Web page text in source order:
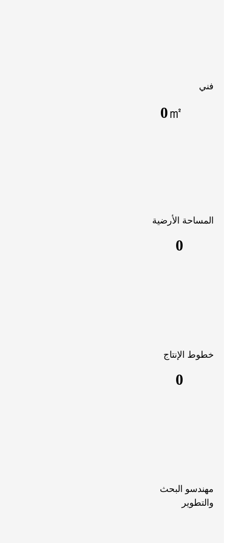
فني
0㎡
المساحة الأرضية
0
خطوط الإنتاج
0
مهندسو البحث
والتطوير